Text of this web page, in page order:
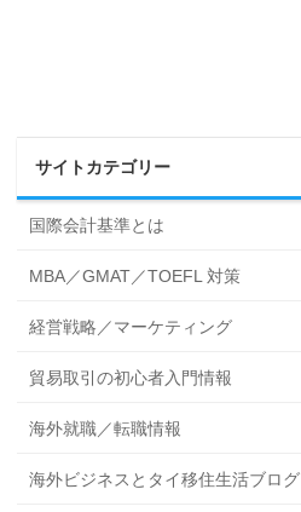
サイトカテゴリー
国際会計基準とは
MBA／GMAT／TOEFL 対策
経営戦略／マーケティング
貿易取引の初心者入門情報
海外就職／転職情報
海外ビジネスとタイ移住生活ブログ